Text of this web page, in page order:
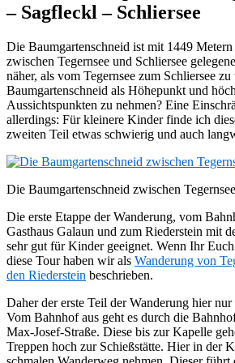
– Sagfleckl – Schliersee
Die Baumgartenschneid ist mit 1449
zwischen Tegernsee und Schliersee
näher, als vom Tegernsee zum Schliersee
Baumgartenschneid als Höhepunkt und
Aussichtspunkten zu nehmen? Eine
allerdings: Für kleinere Kinder finde ich
zweiten Teil etwas schwierig und auch
Die Baumgartenschneid zwischen
Die erste Etappe der Wanderung, vom
Gasthaus Galaun und zum Riederstein mit
sehr gut für Kinder geeignet. Wenn Ihr
diese Tour haben wir als Wanderung von
den Riederstein beschrieben.
Daher der erste Teil der Wanderung hier
Vom Bahnhof aus geht es durch die
Max-Josef-Straße. Diese bis zur Kapelle
Treppen hoch zur Schießstätte. Hier in der